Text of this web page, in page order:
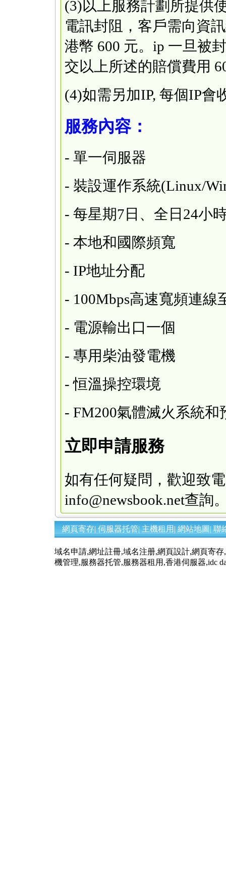
(3)以上服務計劃所提供
電訊封阻，客戶需向資
港幣 600 元。ip 一旦被
交以上所述的賠償費用
(4)如需另加IP, 每個IP會
服務內容：
- 單一伺服器
- 裝設運作系統(Linux/
- 每星期7日、全日24小
- 本地和國際頻寬
- IP地址分配
- 100Mbps高速寬頻連線
- 電源輸出口一個
- 專用柴油發電機
- 恒溫操控環境
- FM200氣體滅火系統和
立即申請服務
如有任何疑問，歡迎致
info@newsbook.net查詢
網頁寄存|伺服器托管|主機租用|網站地圖|聯
域名申請,網址註冊,域名注册,網頁設計,網頁寄
機管理,服務器托管,服務器租用,香港伺服器,idc